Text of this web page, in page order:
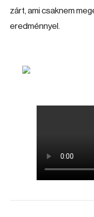
zárt, ami csaknem
eredménnyel.